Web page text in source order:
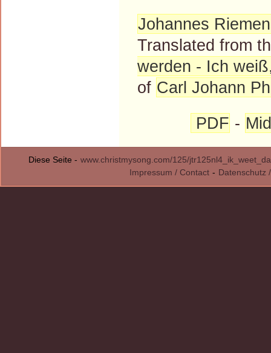
Johannes
Translated from
werden - Ich
of Carl Johann
PDF -
Diese Seite - www.christmysong.com/125/
Impressum / Contact - Datenschutz